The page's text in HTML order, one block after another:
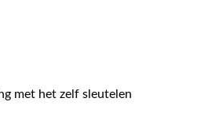
met het zelf sleutelen